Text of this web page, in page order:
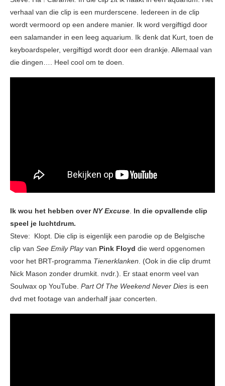
verhaal van die clip is een murderscene. Iedereen in de clip
wordt vermoord op een andere manier. Ik word vergiftigd door
een salamander in een leeg aquarium. Ik denk dat Kurt, toen de
keyboardspeler, vergiftigd wordt door een drankje. Allemaal van
die dingen…. Heel cool om te doen.
Ik wou het hebben overNY Excuse In die opvallende clip
speel je luchtdrum.
Steve: Klopt. Die clip is eigenlijk een parodie op de Belgische
clip van See Emily Playvan Pink Floyd die werd opgenomen
voor het BRT-programma Tienerklanken . (Ook in die clip drumt
Nick Mason zonder drumkit. nvdr.). Er staat enorm veel van
Soulwax op YouTube. Part Of The Weekend Never Dies is een
dvd met footage van anderhalf jaar concerten.